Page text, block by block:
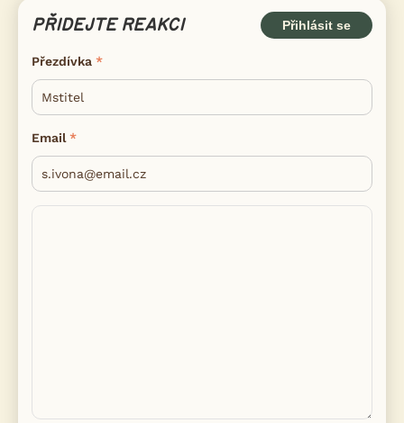
PŘIDEJTE REAKCI Přihlásit se
Přezdívka
Email